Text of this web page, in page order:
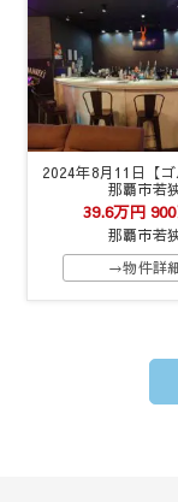
2024年8月11日【ゴ
那覇市若
39.6万円
那覇市若
→物件詳